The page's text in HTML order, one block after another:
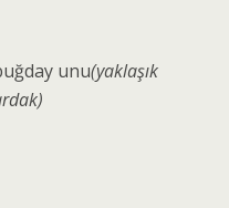
unu(yaklaşık